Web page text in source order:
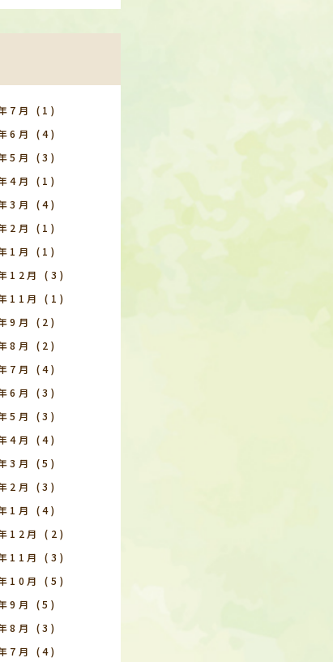
7月
(1)
6月
(4)
5月
(3)
4月
(1)
3月
(4)
2月
(1)
1月
(1)
12月
(3)
11月
(1)
9月
(2)
8月
(2)
7月
(4)
6月
(3)
5月
(3)
4月
(4)
3月
(5)
2月
(3)
1月
(4)
12月
(2)
11月
(3)
10月
(5)
9月
(5)
8月
(3)
7月
(4)